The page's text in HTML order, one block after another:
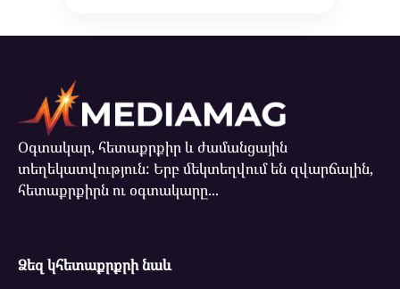
Օգտակար, հետաքրքիր և ժամանցային
տեղեկատվություն: Երբ մեկտեղվում են զվարճալին,
հետաքրքիրն ու օգտակարը...
Ձեզ կհետաքրքրի նաև